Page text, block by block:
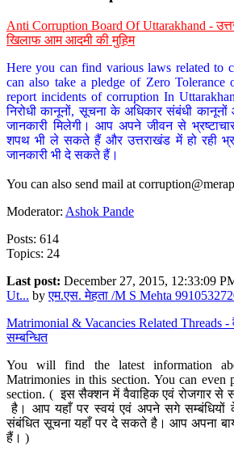
Anti Corruption Board Of Uttarakhand -
खिलाफ आम आदमी की मुहिम
Here you can find various laws related to
can also take a pledge of Zero Tolerance
report incidents of corruption In
निरोधी कानूनों, सूचना के अधिकार संबंधी
जानकारी मिलेगी। आप अपने जीवन से
शपथ भी ले सकते हैं और उत्तराखंड में हो रही
जानकारी भी दे सकते हैं।
You can also send mail at
Moderator: Ashok Pande
Posts: 614
Topics: 24
Last post: December 27, 2015, 12:33:09
Ut... byएम.एस. मेहता /M S Mehta
Matrimonial & Vacancies Related Threads -
सम्बन्धित
You will find the latest information
Matrimonies in this section. You can
section. ( इस सैक्शन में वैवाहिक एवं रोजगार से
है। आप यहाँ पर स्वयं एवं अपने सगे सम्बंधियों
संबंधित सूचना यहाँ पर दे सकते है। आप अपना
हैं। )